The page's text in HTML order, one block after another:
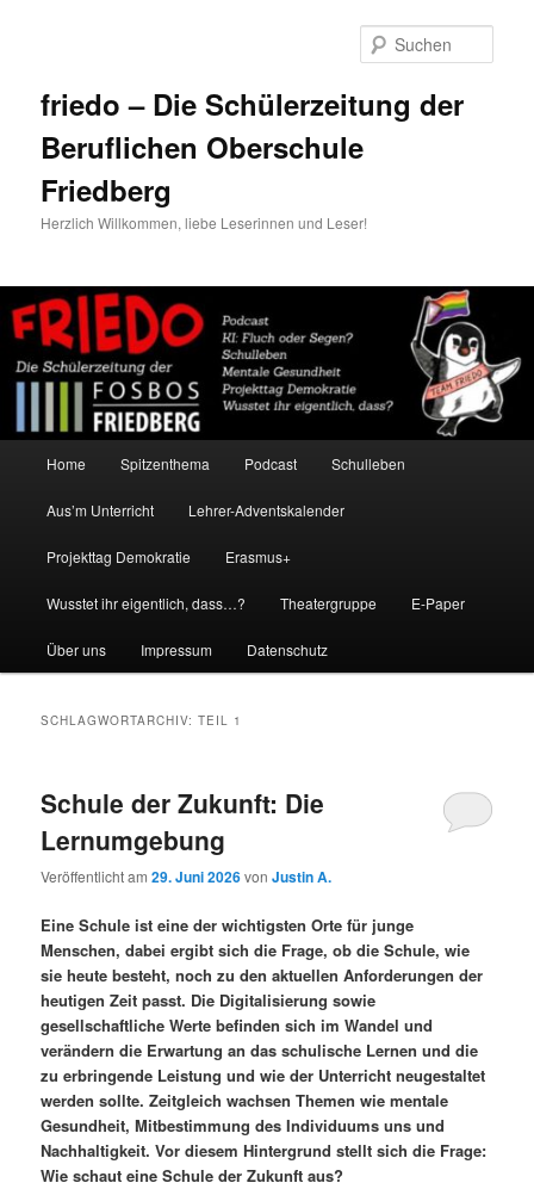
friedo – Die Schülerzeitung der
Beruflichen Oberschule
Friedberg
Herzlich Willkommen, liebe Leserinnen und Leser!
Home Spitzenthema Podcast Schulleben
Aus’m Unterricht Lehrer-Adventskalender
Projekttag Demokratie Erasmus+
Wusstet ihr eigentlich, dass…? Theatergruppe E-Paper
Über uns Impressum Datenschutz
SCHLAGWORTARCHIV:TEIL 1
Schule der Zukunft: Die
Lernumgebung
Veröffentlicht am29. Juni 2026vonJustin A.
Eine Schule ist eine der wichtigsten Orte für junge
Menschen, dabei ergibt sich die Frage, ob die Schule, wie
sie heute besteht, noch zu den aktuellen Anforderungen der
heutigen Zeit passt. Die Digitalisierung sowie
gesellschaftliche Werte befinden sich im Wandel und
verändern die Erwartung an das schulische Lernen und die
zu erbringende Leistung und wie der Unterricht neugestaltet
werden sollte. Zeitgleich wachsen Themen wie mentale
Gesundheit, Mitbestimmung des Individuums uns und
Nachhaltigkeit. Vor diesem Hintergrund stellt sich die Frage:
Wie schaut eine Schule der Zukunft aus?